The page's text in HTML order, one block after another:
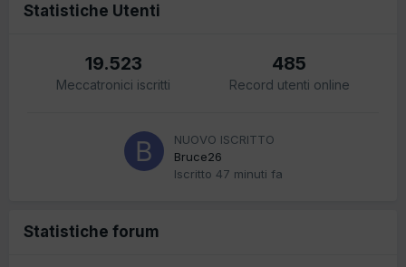
Statistiche Utenti
19.523
Meccatronici iscritti
485
Record utenti online
NUOVO ISCRITTO
Bruce26
Iscritto 47 minuti fa
Statistiche forum